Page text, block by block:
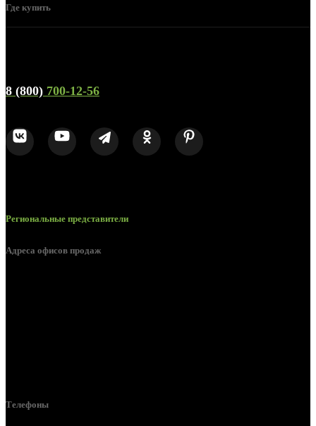
Где купить
8 (800) 700-12-56
Региональные представители
Адреса офисов продаж
Телефоны